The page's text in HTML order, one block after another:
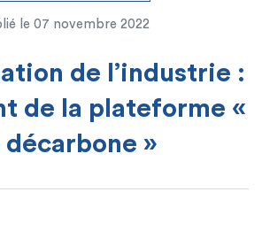
le 07 novembre 2022
de l’industrie :
de la plateforme «
décarbone »